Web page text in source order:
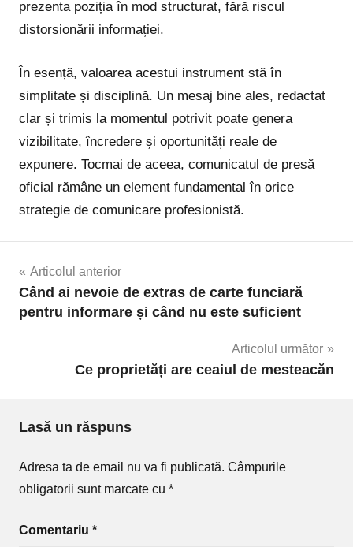
prezenta poziția în mod structurat, fără riscul
distorsionării informației.
În esență, valoarea acestui instrument stă în
simplitate și disciplină. Un mesaj bine ales, redactat
clar și trimis la momentul potrivit poate genera
vizibilitate, încredere și oportunități reale de
expunere. Tocmai de aceea, comunicatul de presă
oficial rămâne un element fundamental în orice
strategie de comunicare profesionistă.
Navigare
în
Articolul anterior
Când ai nevoie de extras de carte funciară
pentru informare și când nu este suficient
Articolul următor
Ce proprietăți are ceaiul de mesteacăn
Lasă un răspuns
Adresa ta de email nu va fi publicată. Câmpurile
obligatorii sunt marcate cu *
Comentariu *